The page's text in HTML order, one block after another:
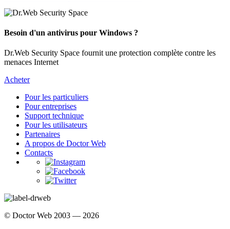
Besoin d'un antivirus pour Windows ?
Dr.Web Security Space fournit une protection complète contre les
menaces Internet
Acheter
Pour les particuliers
Pour entreprises
Support technique
Pour les utilisateurs
Partenaires
A propos de Doctor Web
Contacts
© Doctor Web 2003 — 2026